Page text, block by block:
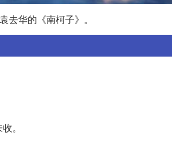
去华的《南柯子》。
。